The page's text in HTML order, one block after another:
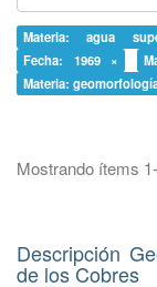
Materia: agua
Fecha: 1969 ×
Materia:
Mostrando ítems
Descripción
de los Cobres